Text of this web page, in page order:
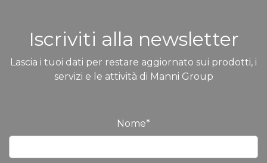
Iscriviti alla newsletter
Lascia i tuoi dati per restare aggiornato sui prodotti, i
servizi e le attività di Manni Group
Nome*